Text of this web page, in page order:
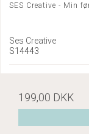
SES Creative - Min
Ses Creative
S14443
199,00 DKK